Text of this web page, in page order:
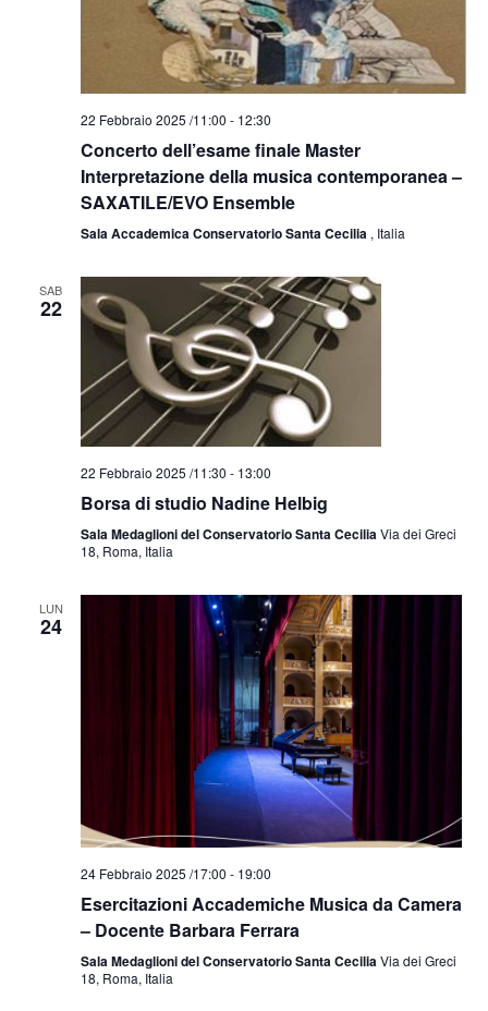
22 Febbraio 2025 /11:00 - 12:30
Concerto dell’esame finale Master
Interpretazione della musica contemporanea –
SAXATILE/EVO Ensemble
Sala Accademica Conservatorio Santa Cecilia , Italia
SAB
22
22 Febbraio 2025 /11:30 - 13:00
Borsa di studio Nadine Helbig
Sala Medaglioni del Conservatorio Santa CeciliaVia dei Greci
18, Roma, Italia
LUN
24
24 Febbraio 2025 /17:00 - 19:00
Esercitazioni Accademiche Musica da Camera
– Docente Barbara Ferrara
Sala Medaglioni del Conservatorio Santa CeciliaVia dei Greci
18, Roma, Italia